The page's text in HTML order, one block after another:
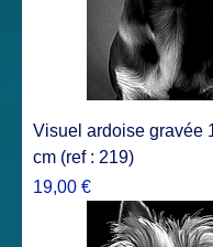
Visuel ardoise gravée
cm (ref : 219)
Prix
19,00 €